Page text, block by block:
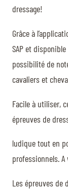
dressage!
Grâce à
SAP et disponible
possibilité de
cavaliers et
Facile à utiliser,
épreuves de
ludique tout en
professionnels.
Les épreuves de